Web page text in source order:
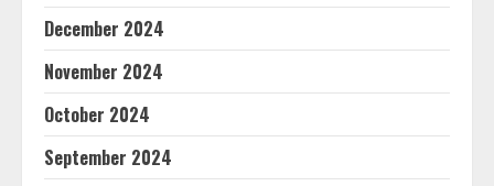
December 2024
November 2024
October 2024
September 2024